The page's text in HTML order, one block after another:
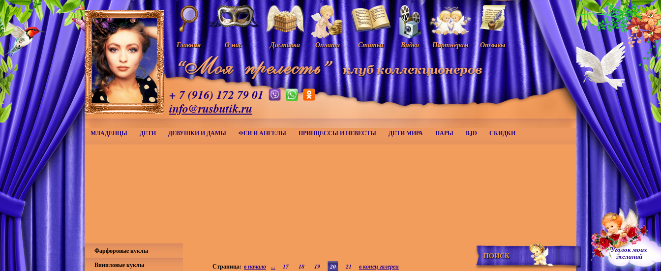
Главная О нас Доставка Оплата Статьи Видео Партнёрам Отзывы
+ 7 (916) 172 79 01
info@rusbutik.ru
МЛАДЕНЦЫ ДЕТИ ДЕВУШКИ И ДАМЫ ФЕИ И АНГЕЛЫ ПРИНЦЕССЫ И НЕВЕСТЫ ДЕТИ МИРА ПАРЫ BJD СКИДКИ
Уголок моих
желаний
Страница: в начало ... 17 18 19 20 21 в конец галереи
Фарфоровые куклы
Виниловые куклы
ПОИСК